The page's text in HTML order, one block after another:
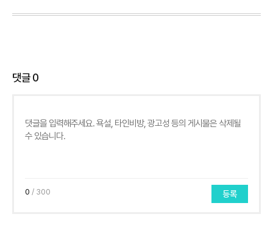
댓글0
0 / 300 등록